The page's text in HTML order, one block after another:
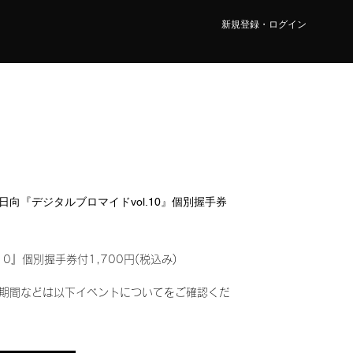
新規登録・ログイン
向『デジタルブロマイドvol.10』個別握手券
』個別握手券付1,700円(税込み)
間などは以下イベントについてをご確認くだ